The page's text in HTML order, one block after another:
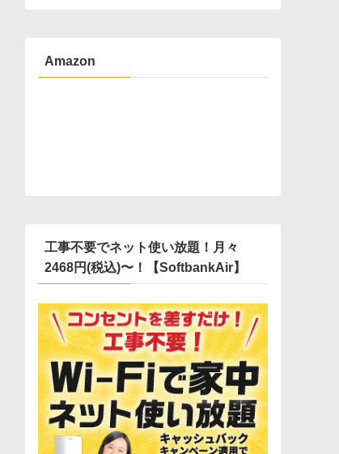
Amazon
工事不要でネット使い放題！月々
2468円(税込)〜！【SoftbankAir】